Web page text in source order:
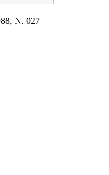
N. 027